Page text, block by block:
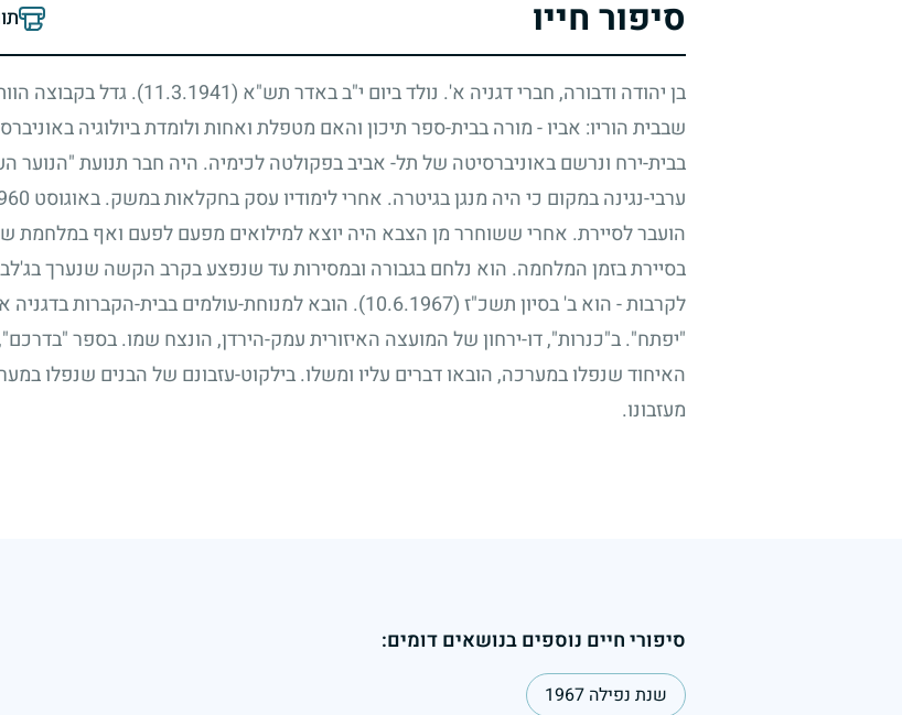
סיפור חייו
בן יהודה ודבורה, חברי דגניה א'. נולד ביום י"ב באדר תש"א (11.3.1941)
. גדל בקבוצה
שבבית הוריו: אביו-מורה בבית-ספר תיכון והאם מטפלת ואחות ולומדת ביולוגיה
בבית-ירח ונרשם באוניברסיטה של תל- אביב בפקולטה לכימיה. היה חבר תנועת "הנוער
ערבי-נגינה במקום כי היה מנגן בגיטרה. אחרי לימודיו עסק בחקלאות במשק. באוגוסט
הועבר לסיירת. אחרי ששוחרר מן הצבא היה יוצא למילואים מפעם לפעם ואף
בסיירת בזמן המלחמה. הוא נלחם בגבורה ובמסירות עד שנפצע בקרב הקשה שנערך
לקרבות-הוא ב' בסיון תשכ"ז(10.6.1967)
. הובא למנוחת-עולמים בבית-הקברות
"יפתח". ב"כנרות", דו-ירחון של המועצה האיזורית עמק-הירדן, הונצח שמו. בספר
האיחוד שנפלו במערכה, הובאו דברים עליו ומשלו. בילקוט-עזבונם של הבנים שנפלו
מעזבונו.
סיפורי חיים נוספים בנושאים דומים:
שנת נפילה 1967